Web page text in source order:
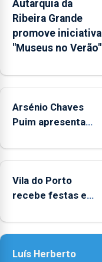
na
Rede
Municipal
de
aos
durante
o
de
entre
as
e
as
18h00.
Autarquia da
Ribeira Grande
promove iniciativa
"Museus no Verão"
Arsénio Chaves
Puim apresenta
de Vila do Porto
Vila do Porto
recebe festas em
Senhora da
Luís Herberto